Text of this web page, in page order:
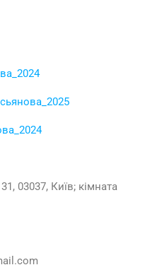
03037, Київ; кімната